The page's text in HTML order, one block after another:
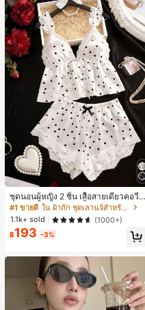
ชุดนอนผู้หญิง 2 ชิ้น เสื้อสายเดี่ยวคอวีลู
กไม้ พร้อมกางเกงขาสั้นแต่งลูกไม้ แต่ง
โบว์ที่เอว ชุดลำลองผู้หญิงนุ่มสบายน่ารั
ก สไตล์เอสเธติก
#1 ขายดี
ใน ผ้าถัก ชุดเลานจ์สำหรับผู้หญิง
1.1k+ sold
(1000+)
฿193 -3%